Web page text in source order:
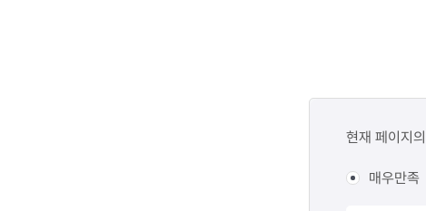
만족도현재 페이지
매우만족